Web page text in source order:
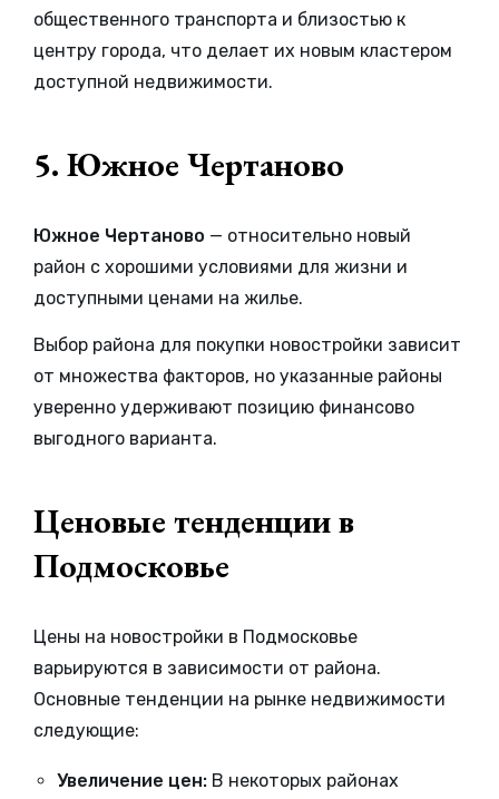
общественного транспорта и близостью к
центру города, что делает их новым кластером
доступной недвижимости.
5. Южное Чертаново
Южное Чертаново — относительно новый
район с хорошими условиями для жизни и
доступными ценами на жилье.
Выбор района для покупки новостройки зависит
от множества факторов, но указанные районы
уверенно удерживают позицию финансово
выгодного варианта.
Ценовые тенденции в
Подмосковье
Цены на новостройки в Подмосковье
варьируются в зависимости от района.
Основные тенденции на рынке недвижимости
следующие:
Увеличение цен: В некоторых районах